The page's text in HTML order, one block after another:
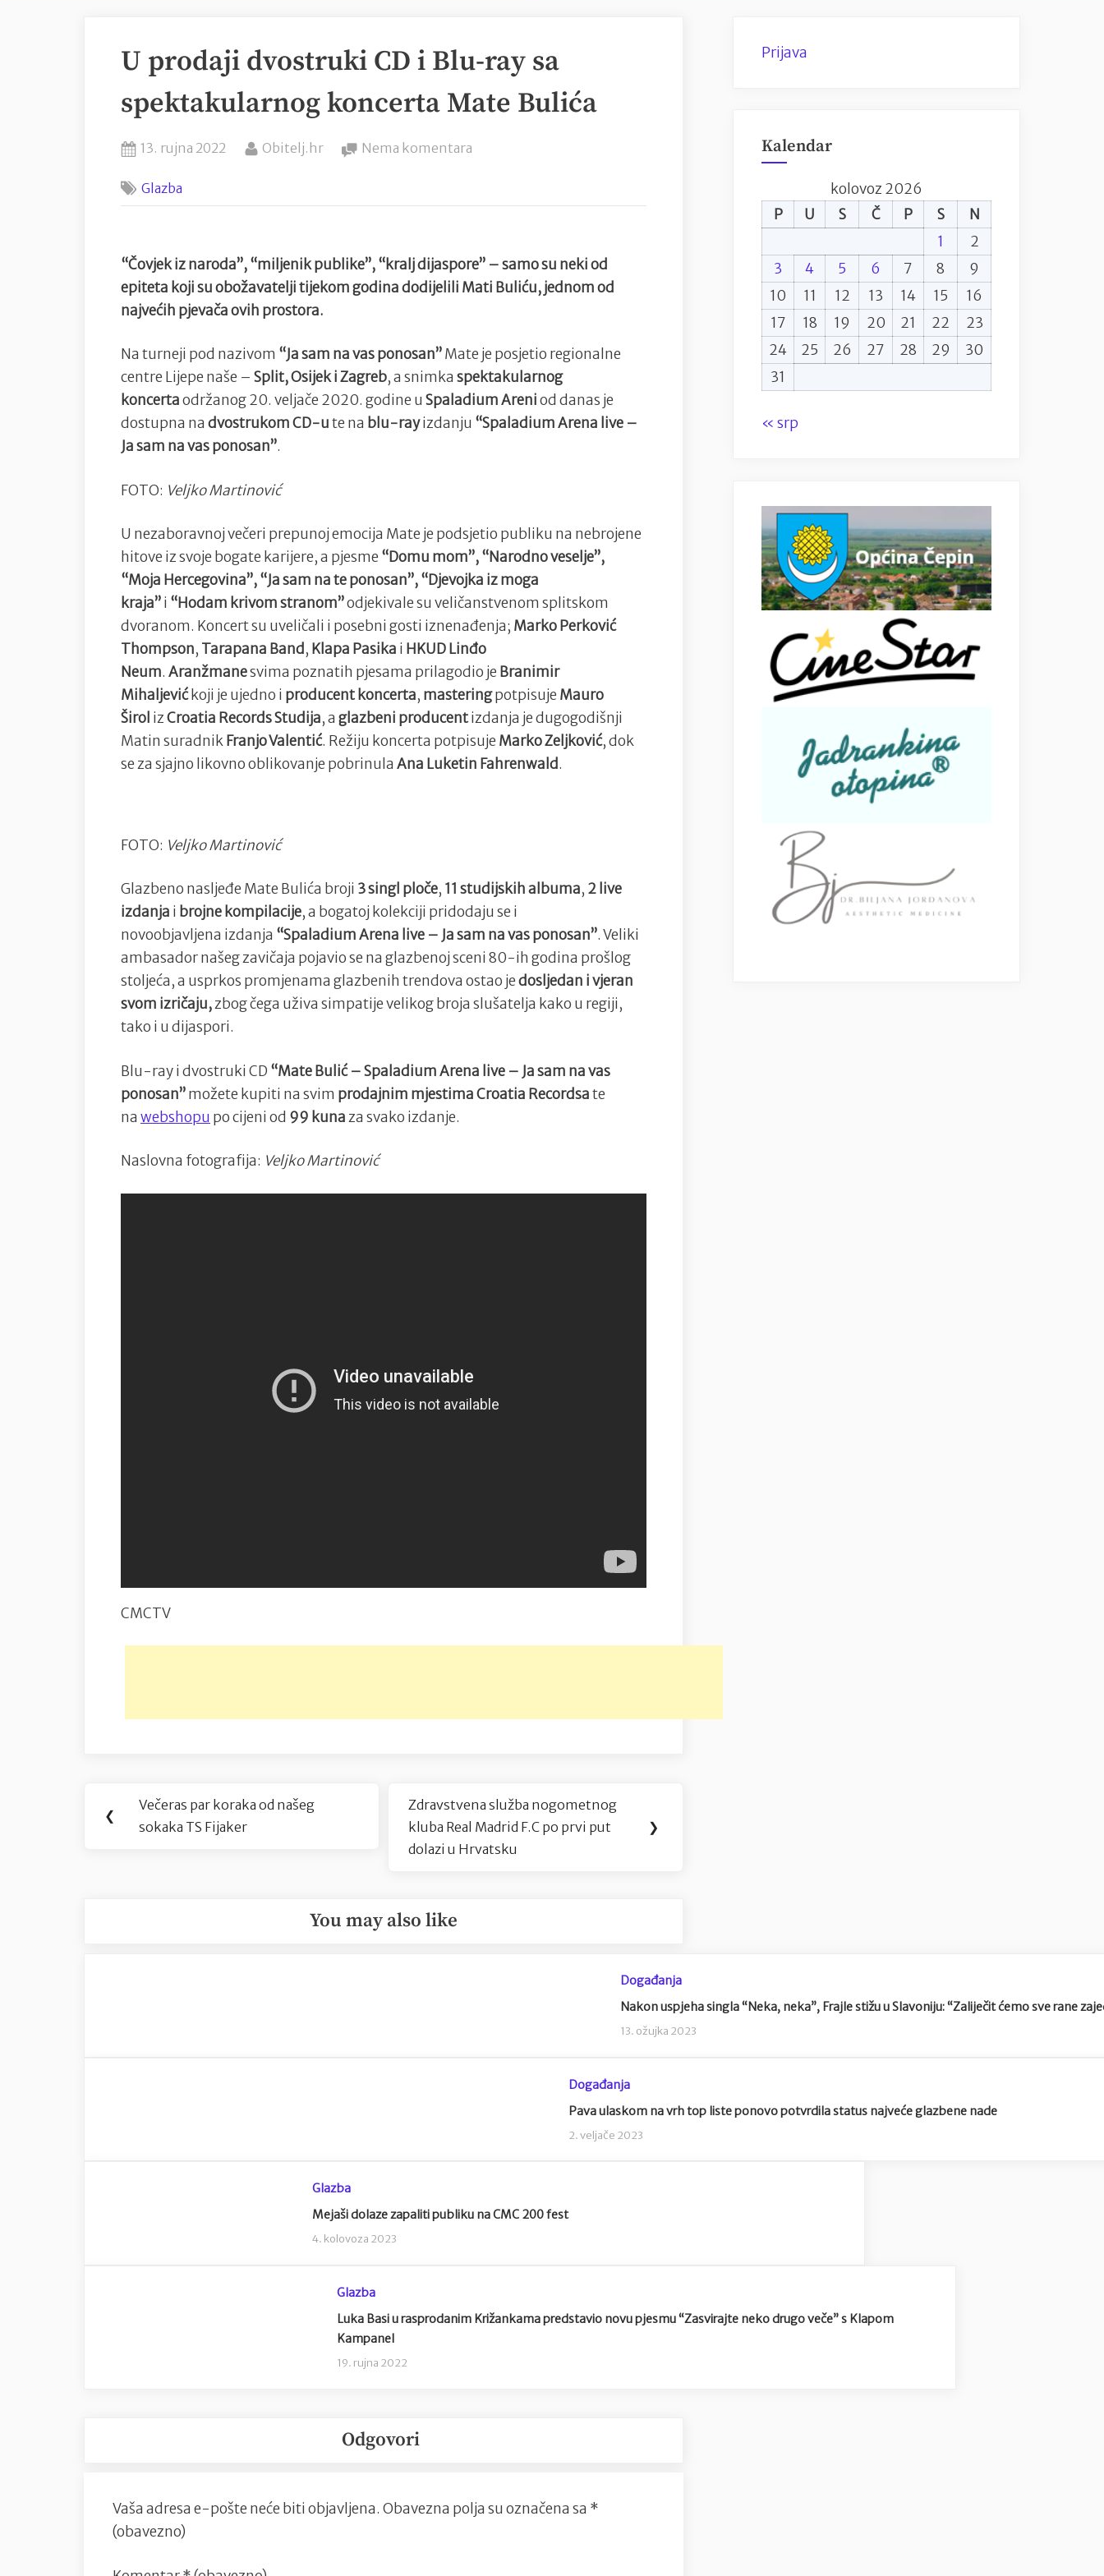
U prodaji dvostruki CD i Blu-ray sa
spektakularnog koncerta Mate Bulića
Posted
13. rujna 2022 By
Obitelj.hr Nema komentara
i
Blu-
spektakularnog
koncerta
Mate
Bulića
Glazba
“Čovjek iz naroda”, “miljenik publike”, “kralj dijaspore” – samo su neki od
epiteta koji su obožavatelji tijekom godina dodijelili Mati Buliću, jednom od
najvećih pjevača ovih prostora.
Na turneji pod nazivom “Ja sam na vas ponosan”Mate je posjetio regionalne
centre Lijepe naše – Split, Osijek i Zagreb, a snimka spektakularnog
koncertaodržanog 20. veljače 2020. godine u Spaladium Areniod danas je
dostupna na dvostrukom CD-ute na blu-rayizdanju “Spaladium Arena live –
Ja sam na vas ponosan”.
FOTO: Veljko Martinović
U nezaboravnoj večeri prepunoj emocija Mate je podsjetio publiku na nebrojene
hitove iz svoje bogate karijere, a pjesme “Domu mom”, “Narodno veselje”,
“Moja Hercegovina”, “Ja sam na te ponosan”, “Djevojka iz moga
kraja”i “Hodam krivom stranom”odjekivale su veličanstvenom splitskom
dvoranom. Koncert su uveličali i posebni gosti iznenađenja; Marko Perković
Thompson, Tarapana Band , Klapa Pasika i HKUD Linđo
Neum. Aranžmanesvima poznatih pjesama prilagodio je Branimir
Mihaljević koji je ujedno i producent koncerta, masteringpotpisuje Mauro
Širol izCroatia Records Studija, a glazbeni producentizdanja je dugogodišnji
Matin suradnik Franjo Valentić. Režiju koncerta potpisuje Marko Zeljković, dok
se za sjajno likovno oblikovanje pobrinula Ana Luketin Fahrenwald.
FOTO: Veljko Martinović
Glazbeno nasljeđe Mate Bulića broji 3 singl ploče, 11 studijskih albuma, 2 live
izdanja i brojne kompilacije, a bogatoj kolekciji pridodaju se i
novoobjavljena izdanja “Spaladium Arena live – Ja sam na vas ponosan”. Veliki
ambasador našeg zavičaja pojavio se na glazbenoj sceni 80-ih godina prošlog
stoljeća, a usprkos promjenama glazbenih trendova ostao jedosljedan i vjeran
svom izričaju,zbog čega uživa simpatije velikog broja slušatelja kako u regiji,
tako i u dijaspori.
Blu-ray i dvostruki CD “Mate Bulić – Spaladium Arena live – Ja sam na vas
ponosan”možete kupiti na svim prodajnim mjestima Croatia Recordsate
na webshopu po cijeni od 99 kunaza svako izdanje.
Naslovna fotografija: Veljko Martinović
CMCTV
Navigacija
objava
❮
Previous
Post:
Večeras par koraka od našeg
sokaka TS Fijaker
Next
Post:
Zdravstvena služba nogometnog
kluba Real Madrid F.C po prvi put
dolazi u Hrvatsku
❯
You may also like
Događanja
Nakon uspjeha singla “Neka, neka”, Frajle stižu u Slavoniju: “Zaliječit ćemo sve rane
13. ožujka 2023
Događanja
Pava ulaskom na vrh top liste ponovo potvrdila status najveće glazbene nade
2. veljače 2023
Glazba
Mejaši dolaze zapaliti publiku na CMC 200 fest
4. kolovoza 2023
Glazba
Luka Basi u rasprodanim Križankama predstavio novu pjesmu “Zasvirajte neko drugo veče” s Klapom
Kampanel
19. rujna 2022
Odgovori
Vaša adresa e-pošte neće biti objavljena. Obavezna polja su označena sa *
(obavezno)
Prijava
Kalendar
kolovoz 2026
P
U S Č P S
N
1
2
3
4 5 6 7 8
9
10
11 12 13 14 15
16
17
18 19 20 21 22
23
24
25 26 27 28 29
30
31
« srp